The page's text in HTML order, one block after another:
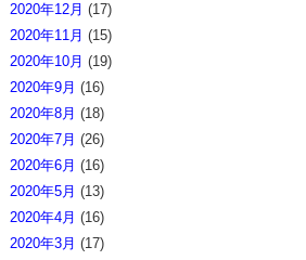
2020年12月 (17)
2020年11月 (15)
2020年10月 (19)
2020年9月 (16)
2020年8月 (18)
2020年7月 (26)
2020年6月 (16)
2020年5月 (13)
2020年4月 (16)
2020年3月 (17)